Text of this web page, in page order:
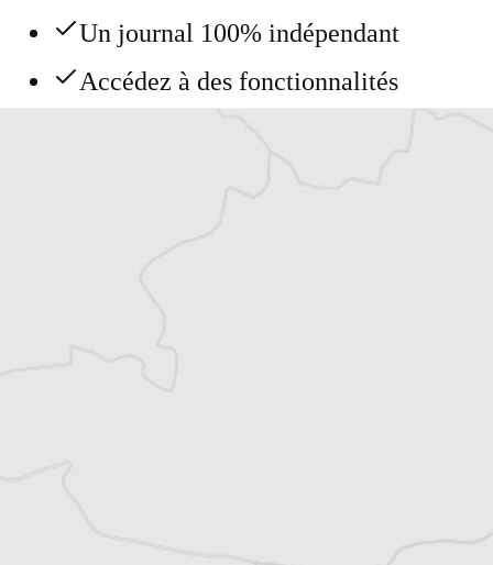
Un journal 100% indépendant
Accédez à des fonctionnalités